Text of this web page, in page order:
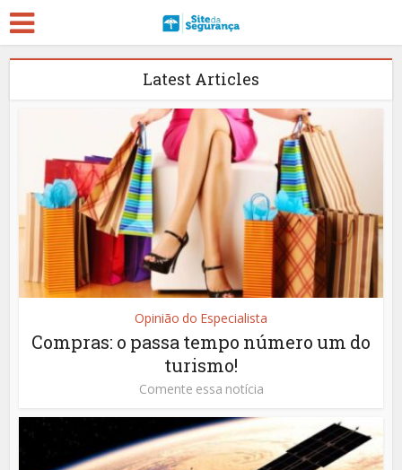
Latest Articles
Opinião do Especialista
Compras: o passa tempo número um do
turismo!
Comente essa notícia